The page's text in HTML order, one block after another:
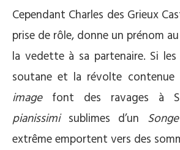
Cependant Charles des Grieux
prise de rôle, donne un prénom
la vedette à sa partenaire. Si
soutane et la révolte contenue
imagefont des ravages à
pianissimisublimes d’un Songe
extrême emportent vers des